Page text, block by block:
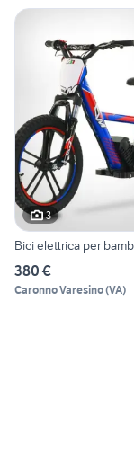
3
Bici elettrica per
380 €
Caronno Varesino(VA)